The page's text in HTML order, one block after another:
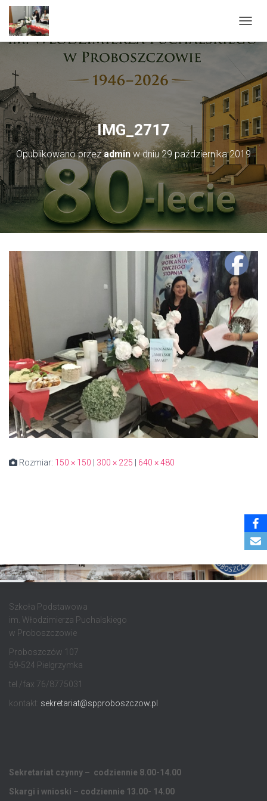
IMG_2717
Opublikowano przezadminw dniu29 października 2019
Rozmiar: 150 × 150 | 300 × 225 | 640 × 480
Szkoła Podstawowa
im. Włodzimierza Puchalskiego
w Proboszczowie
Proboszczów 107
59-524 Pielgrzymka
tel./fax 76/8775031
kontakt: sekretariat@spproboszczow.pl
Sekretariat czynny – codziennie 8.00-14.00
Skargi i wnioski – codziennie 13.00- 14.00